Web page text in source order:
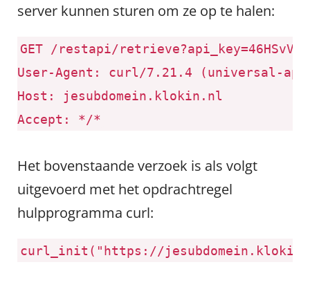
server kunnen sturen om ze op te halen:
GET
/restapi/
User-Agent :
curl/7.21.4 (universal-
Host :
jesubdomein.klokin.nl
Accept : */*
Het bovenstaande verzoek is als volgt
uitgevoerd met het opdrachtregel
hulpprogramma curl:
curl_init("https://jesubdomein.klokin.nl/